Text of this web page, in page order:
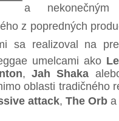
a nekonečným
z popredných
sa realizoval na
umelcami ako
,Jah Shaka
oblasti tradičného
attack, The Orb a